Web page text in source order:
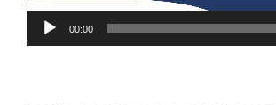
00:00